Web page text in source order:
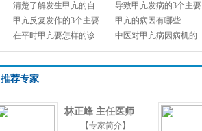
清楚了解发生甲亢的自
导致甲亢发病的3个主要
甲亢反复发作的3个主要
甲亢的病因有哪些
在平时甲亢要怎样的诊
中医对甲亢病因病机的
推荐专家
林正峰 主任医师
【专家简介】